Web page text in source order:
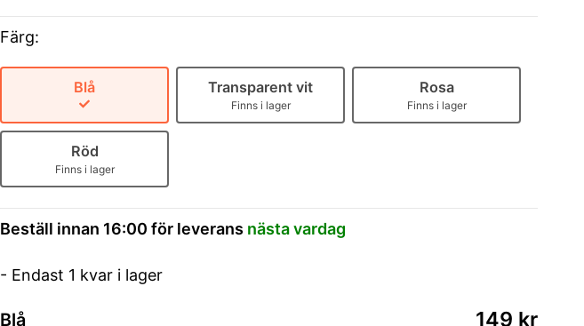
Färg:
Blå Transparent vit
Finns i lager
Rosa
Finns i lager
Röd
Finns i lager
Beställ innan 16:00 för leverans nästa vardag
- Endast 1 kvar i lager
Blå 149 kr